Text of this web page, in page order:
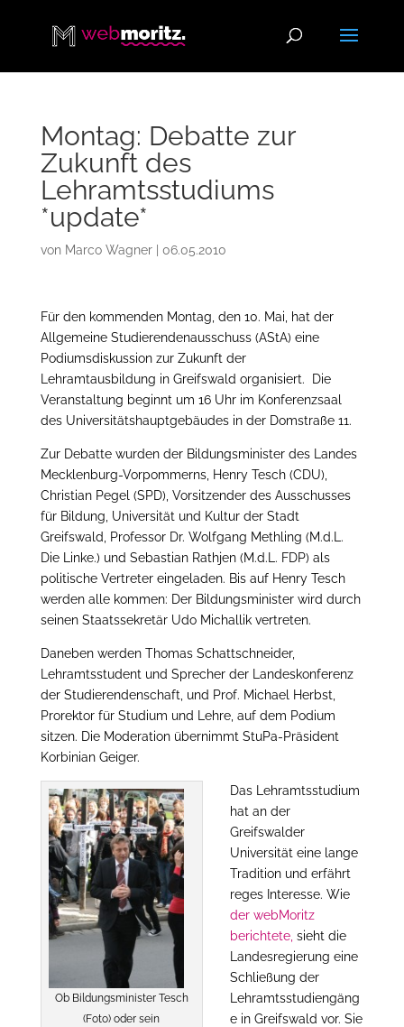
Montag: Debatte zur
Zukunft des
Lehramtsstudiums
*update*
von Marco Wagner| 06.05.2010
Für den kommenden Montag, den 10. Mai, hat der
Allgemeine Studierendenausschuss (AStA) eine
Podiumsdiskussion zur Zukunft der
Lehramtausbildung in Greifswald organisiert. Die
Veranstaltung beginnt um 16 Uhr im Konferenzsaal
des Universitätshauptgebäudes in der Domstraße 11.
Zur Debatte wurden der Bildungsminister des Landes
Mecklenburg-Vorpommerns, Henry Tesch (CDU),
Christian Pegel (SPD), Vorsitzender des Ausschusses
für Bildung, Universität und Kultur der Stadt
Greifswald, Professor Dr. Wolfgang Methling (M.d.L.
Die Linke.) und Sebastian Rathjen (M.d.L. FDP) als
politische Vertreter eingeladen. Bis auf Henry Tesch
werden alle kommen: Der Bildungsminister wird durch
seinen Staatssekretär Udo Michallik vertreten.
Daneben werden Thomas Schattschneider,
Lehramtsstudent und Sprecher der Landeskonferenz
der Studierendenschaft, und Prof. Michael Herbst,
Prorektor für Studium und Lehre, auf dem Podium
sitzen. Die Moderation übernimmt StuPa-Präsident
Korbinian Geiger.
Ob Bildungsminister Tesch
(Foto) oder sein
Das Lehramtsstudium
hat an der
Greifswalder
Universität eine lange
Tradition und erfährt
reges Interesse. Wie
der webMoritz
berichtete, sieht die
Landesregierung eine
Schließung der
Lehramtsstudiengäng
e in Greifswald vor. Sie